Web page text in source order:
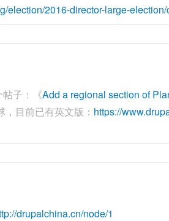
election/2016-director-large-
子：《Add a regional section of
目前已有英文版： https://
drupalchina.cn/node/1